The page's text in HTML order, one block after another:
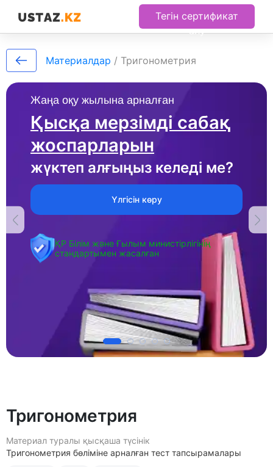
Тегін сертификат
алу
Жаңа оқу жылына арналған
Қысқа мерзімді сабақ
жоспарларын
жүктеп алғыңыз келеді ме?
Үлгісін көру
ҚР Білім және Ғылым министірлігінің
стандартымен жасалған
Материалдар / Тригонометрия
Тригонометрия
Материал туралы қысқаша түсінік
Тригонометрия бөліміне арналған тест тапсырамалары